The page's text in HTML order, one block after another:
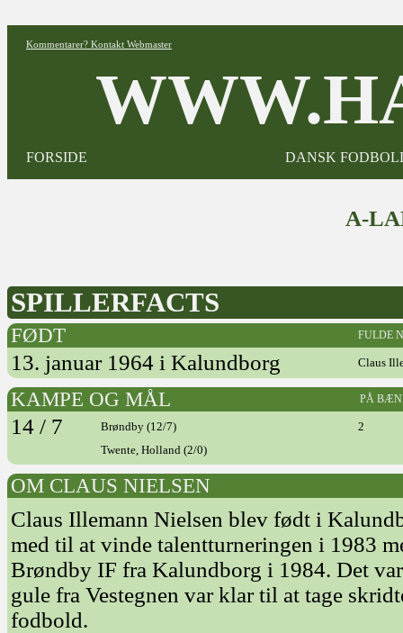
Kommentarer? Kontakt Webmaster
FORSIDE DANSK
A-
SPILLERFACTS
FØDT FULDE
13. januar 1964 i Kalundborg Claus
KAMPE OG MÅL PÅ
14 / 7 Brøndby (12/7)
2
Twente, Holland (2/0)
OM CLAUS NIELSEN
Claus Illemann Nielsen blev født i
med til at vinde talentturneringen i 1983
Brøndby IF fra Kalundborg i 1984. Det
gule fra Vestegnen var klar til at tage
fodbold.